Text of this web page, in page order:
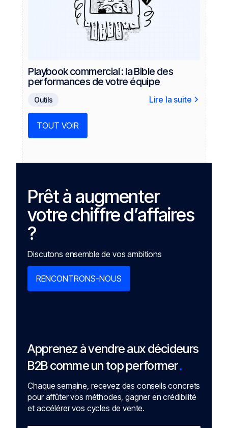
Playbook commercial : la Bible des
performances de votre équipe
Outils Lire la suite
TOUT VOIR
Prêt à augmenter
votre chiffre d’affaires
?
Discutons ensemble de vos ambitions
RENCONTRONS-NOUS
Apprenez à vendre aux décideurs
B2B comme un top performer.
Chaque semaine, recevez des conseils concrets
pour affûter vos méthodes, gagner en crédibilité
et accélérer vos cycles de vente.